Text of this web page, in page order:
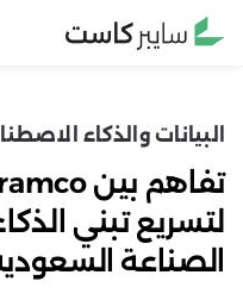
Skip
البيانات والذكاء
لتسريع تبني
الصناعة